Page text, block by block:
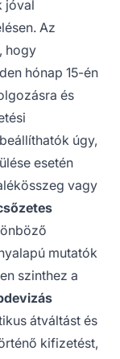
jóval
Az
hogy
hónap 15-én
és
beállíthatók úgy,
esetén
vagy
mutatók
szinthez a
átváltást és
kifizetést,